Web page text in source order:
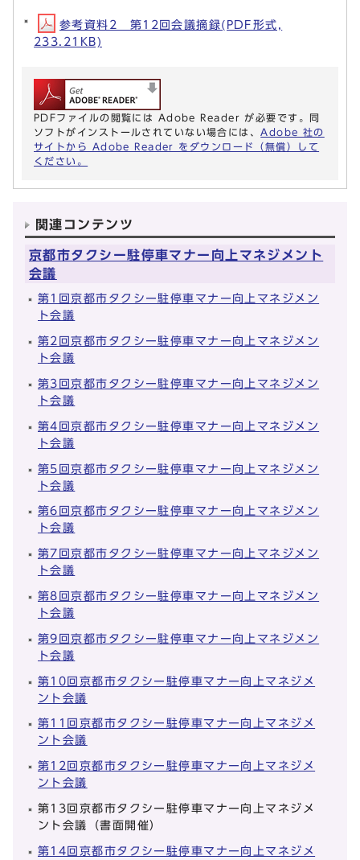
参考資料2 第12回会議摘録(PDF形式,
233.21KB)
PDFファイルの閲覧には Adobe Reader が必要です。同
ソフトがインストールされていない場合には、 Adobe 社の
サイトから Adobe Reader をダウンロード（無償）して
ください。
関連コンテンツ
京都市タクシー駐停車マナー向上マネジメント
会議
第1回京都市タクシー駐停車マナー向上マネジメン
ト会議
第2回京都市タクシー駐停車マナー向上マネジメン
ト会議
第3回京都市タクシー駐停車マナー向上マネジメン
ト会議
第4回京都市タクシー駐停車マナー向上マネジメン
ト会議
第5回京都市タクシー駐停車マナー向上マネジメン
ト会議
第6回京都市タクシー駐停車マナー向上マネジメン
ト会議
第7回京都市タクシー駐停車マナー向上マネジメン
ト会議
第8回京都市タクシー駐停車マナー向上マネジメン
ト会議
第9回京都市タクシー駐停車マナー向上マネジメン
ト会議
第10回京都市タクシー駐停車マナー向上マネジメ
ント会議
第11回京都市タクシー駐停車マナー向上マネジメ
ント会議
第12回京都市タクシー駐停車マナー向上マネジメ
ント会議
第13回京都市タクシー駐停車マナー向上マネジメ
ント会議（書面開催）
第14回京都市タクシー駐停車マナー向上マネジメ